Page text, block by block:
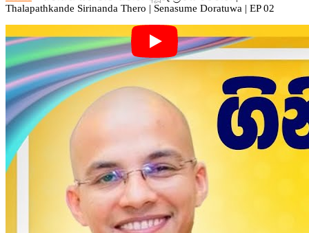
Thalapathkande Sirinanda Thero | Senasume Doratuwa | EP 02